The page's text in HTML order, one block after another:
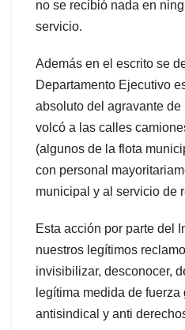
no se recibió nada en
servicio.
Además en el escrito se
Departamento Ejecutivo
absoluto del agravante
volcó a las calles
(algunos de la flota
con personal
municipal y al servicio de
Esta acción por parte del
nuestros legítimos
invisibilizar, desconocer,
legítima medida de
antisindical y anti